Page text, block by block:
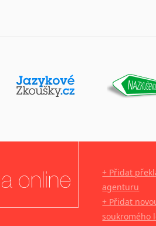
+ Přidat
agenturu
+ Přidat
soukromého